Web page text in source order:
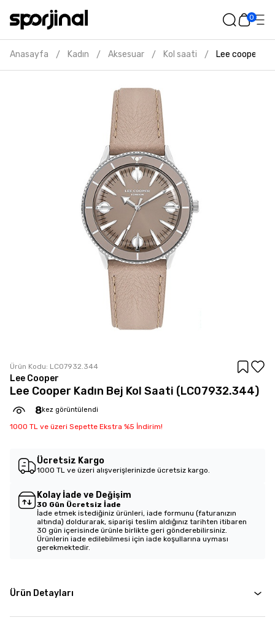
0
Anasayfa / Kadın / Aksesuar / Kol saati / Lee cooper
Ürün Kodu: LC07932.344
Lee Cooper
Lee Cooper Kadın Bej Kol Saati (LC07932.344)
8kez görüntülendi
1000 TL ve üzeri Sepette Ekstra %5 İndirim!
Ücretsiz Kargo
1000 TL ve üzeri alışverişlerinizde ücretsiz kargo.
Kolay İade ve Değişim
30 Gün Ücretsiz İade
İade etmek istediğiniz ürünleri, iade formunu (faturanızın
altında) doldurarak, siparişi teslim aldığınız tarihten itibaren
30 gün içerisinde ürünle birlikte geri gönderebilirsiniz.
Ürünlerin iade edilebilmesi için iade koşullarına uyması
gerekmektedir.
Ürün Detayları